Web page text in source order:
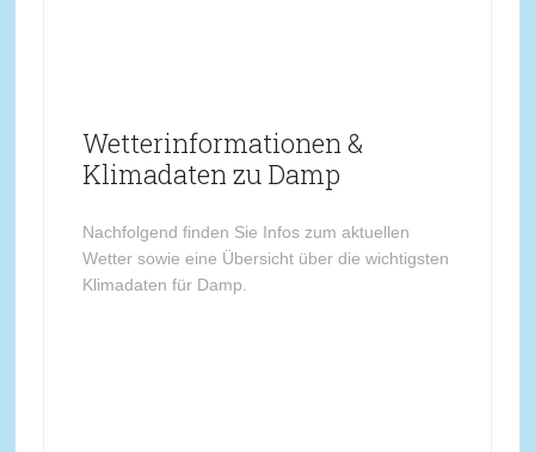
Wetterinformationen &
Klimadaten zu Damp
Nachfolgend finden Sie Infos zum aktuellen
Wetter sowie eine Übersicht über die wichtigsten
Klimadaten für Damp.